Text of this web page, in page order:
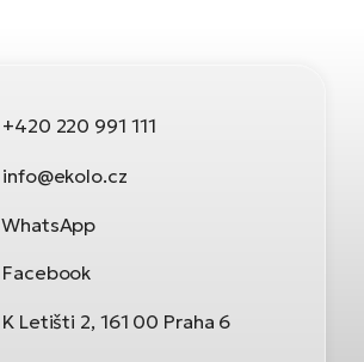
+420 220 991 111
info@ekolo.cz
WhatsApp
Facebook
K Letišti 2, 161 00 Praha 6